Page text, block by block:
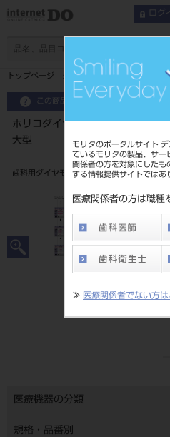
モリタのポータルサイト
ているモリタの製品、サ
関係者の方を対象にしたも
する情報提供サイトではあ
医療関係者の方は職種
≫ 医療関係者でない方は
ログ
トップページ ホリコダイヤＦＧ ミニ
この商品に関するお問い合わせ
ホリコダイヤＦＧ ミニマルイン
大型
歯科用ダイヤモンドバー
医療機器の分類
規格・品番別